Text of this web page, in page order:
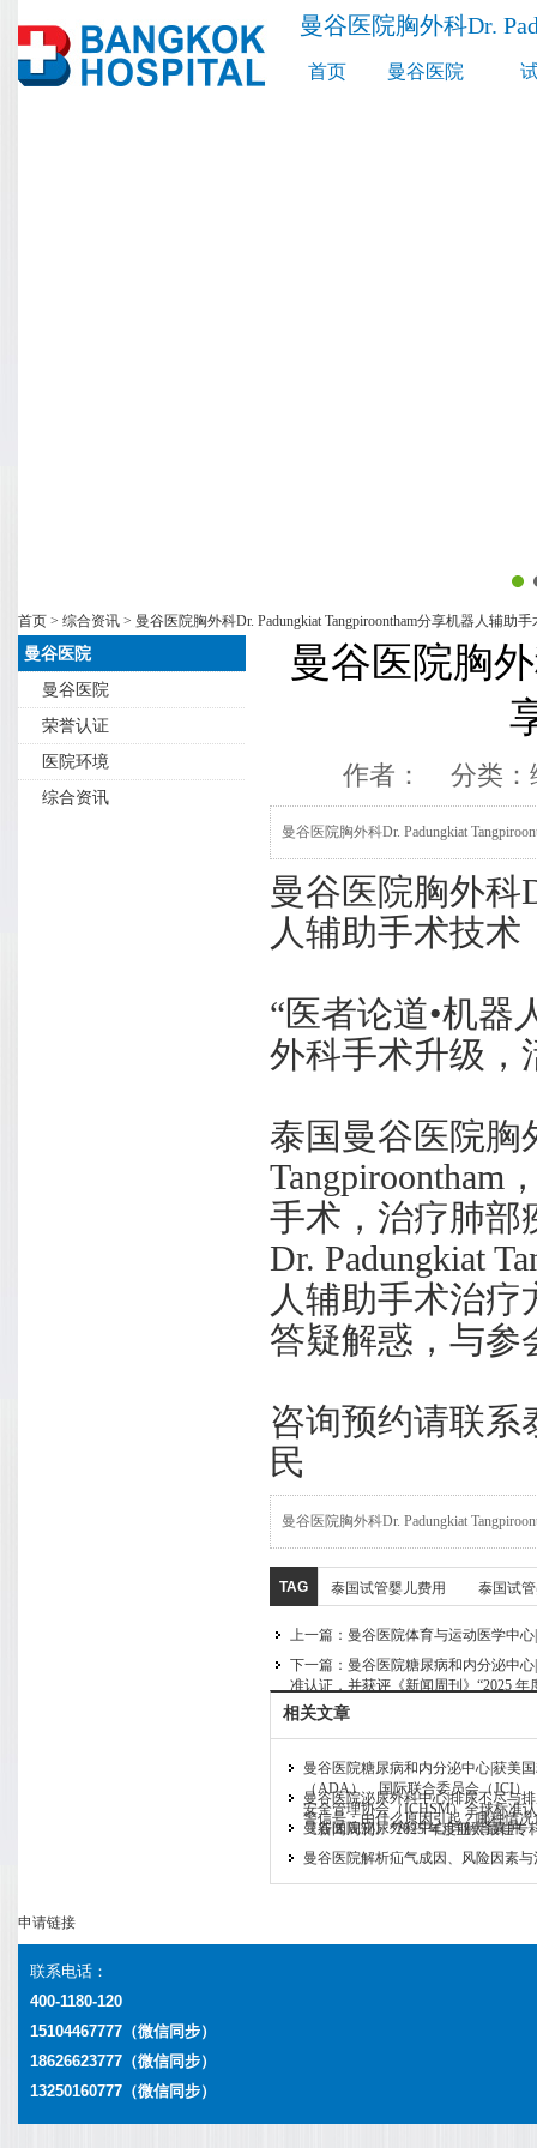
曼谷医院胸外科Dr.
首页 曼谷医院
首页 > 综合资讯 > 曼谷医院胸外科Dr. Padungkiat Tangpiroontham分享机器人辅助
曼谷医院
曼谷医院
荣誉认证
医院环境
综合资讯
曼谷医院胸外
作者： 分类：
曼谷医院胸外科Dr. Padungkiat
曼谷医院胸外科
人辅助手术技术
“医者论道•机器
外科手术升级，
泰国曼谷医院胸
Tangpiroontham
手术，治疗肺部
Dr. Padungkiat
人辅助手术治
答疑解惑，与参
咨询预约请联
民
曼谷医院胸外科Dr. Padungkiat
TAG 泰国试管婴儿费用 泰国试
上一篇： 曼谷医院体育与运动医学中
下一篇： 曼谷医院糖尿病和内分泌中
准认证，并获评《新闻周刊》“2025 年
相关文章
曼谷医院糖尿病和内分泌中心|获美
（ADA）、国际联合委员会（JCI）
安全管理协会（ICHSM）全球标准
《新闻周刊》“2025 年度亚太最佳专
曼谷医院泌尿外科中心|排尿不尽与
警信号：由什么原因引起？哪种情况
曼谷医院泌尿外科中心|详解肾囊肿
曼谷医院解析疝气成因、风险因素
申请链接
联系电话：
400-1180-120
15104467777（微信同步）
18626623777 （微信同步）
13250160777 （微信同步）